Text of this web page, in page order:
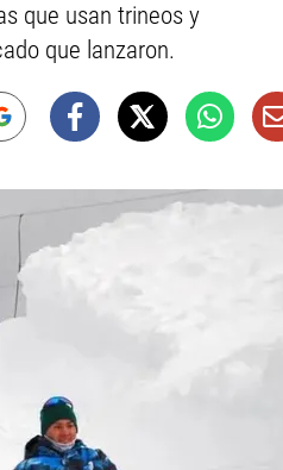
que usan trineos y
que lanzaron.